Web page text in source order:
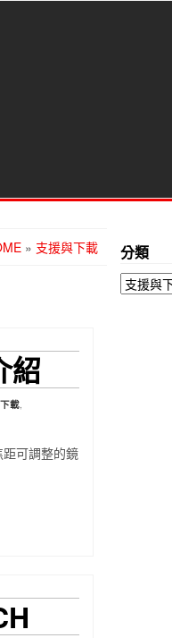
» 支援與下載
紹
載,
可調整的鏡
分類
分
類